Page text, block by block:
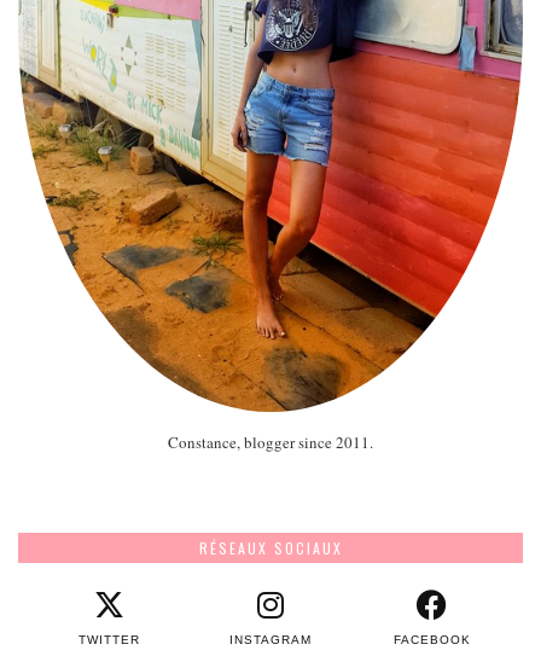
Constance, blogger since 2011.
RÉSEAUX SOCIAUX
TWITTER INSTAGRAM FACEBOOK